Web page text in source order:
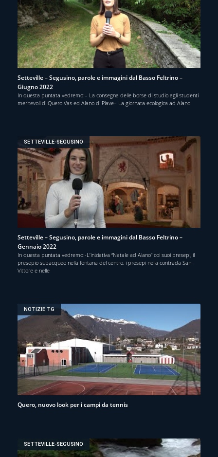
Setteville – Segusino, parole e immagini dal Basso Feltrino –
Giugno 2022
In questa puntata vedremo:– La consegna delle borse di studio agli studenti
meritevoli di Quero Vas ed Alano di Piave– La giornata ecologica ad Alano
SETTEVILLE-SEGUSINO
Setteville – Segusino, parole e immagini dal Basso Feltrino –
Gennaio 2022
In questa puntata vedremo:-L’iniziativa “Natale ad Alano” coi suoi presepi, il
presepio subacqueo nella fontana del centro, i presepi nella contrada San
Vittore e nelle
NOTIZIE TG
Quero, nuovo look per i campi da tennis
SETTEVILLE-SEGUSINO